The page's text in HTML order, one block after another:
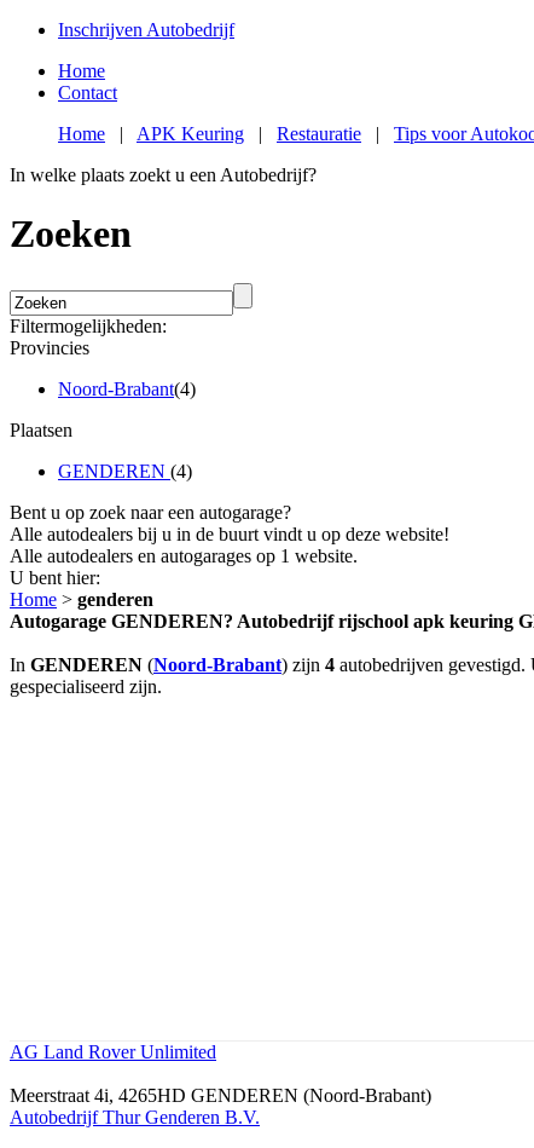
Inschrijven Autobedrijf
Home
Contact
Home | APK Keuring | Restauratie | Tips voor
In welke plaats zoekt u een Autobedrijf?
Zoeken
Filtermogelijkheden:
Provincies
Noord-Brabant(4)
Plaatsen
GENDEREN (4)
Bent u op zoek naar een autogarage?
Alle autodealers bij u in de buurt vindt u op deze website!
Alle autodealers en autogarages op 1 website.
U bent hier:
Home > genderen
Autogarage GENDEREN? Autobedrijf rijschool apk keuring
In GENDEREN (Noord-Brabant) zijn 4 autobedrijven gevestigd.
gespecialiseerd zijn.
AG Land Rover Unlimited
Meerstraat 4i, 4265HD GENDEREN (Noord-Brabant)
Autobedrijf Thur Genderen B.V.